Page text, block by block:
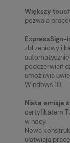
Większy
pozwala
ExpressSign-
zbliżeniowy i
podczerwień
umożliwia
Windows 10.
Niska emisja
certyfikatem
w nocy.
Nowa
ułatwiają